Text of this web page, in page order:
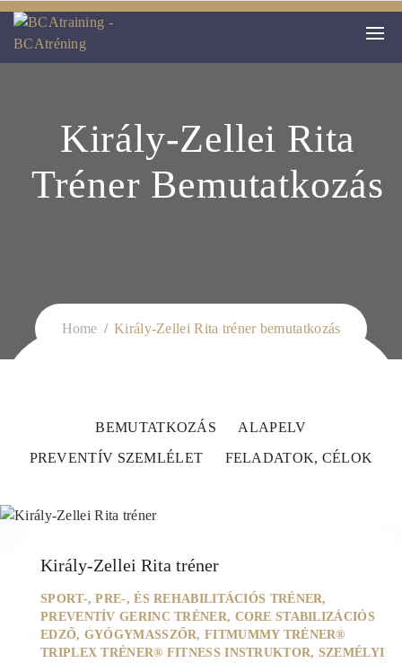
Király-Zellei Rita
Tréner Bemutatkozás
Home Király-Zellei Rita tréner bemutatkozás
BEMUTATKOZÁS
ALAPELV
PREVENTÍV SZEMLÉLET
FELADATOK, CÉLOK
Király-Zellei Rita tréner
SPORT-, PRE-, ÉS REHABILITÁCIÓS TRÉNER,
PREVENTÍV GERINC TRÉNER, CORE STABILIZÁCIÓS
EDZŐ, GYÓGYMASSZŐR, FITMUMMY TRÉNER®
TRIPLEX TRÉNER® FITNESS INSTRUKTOR, SZEMÉLYI